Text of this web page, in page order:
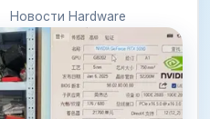
Новости Hardware